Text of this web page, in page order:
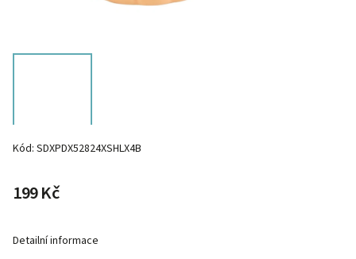
Kód: SDXPDX52824XSHLX4B
199 Kč
Detailní informace